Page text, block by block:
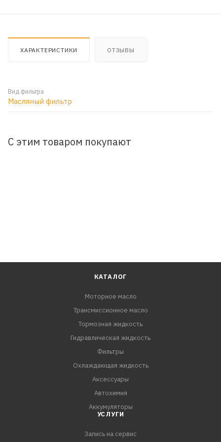
ХАРАКТЕРИСТИКИ ОТЗЫВЫ
Вид фильтра
Масляный фильтр
С этим товаром покупают
КАТАЛОГ
Моторное масло
Трансмиссионное масло
Тормозная жидкость
Гидравлическая жидкость
Фильтры
Охлаждающая жидкость
Аксессуары
Автохимия
Аккумуляторы
УСЛУГИ
Запись на сервис